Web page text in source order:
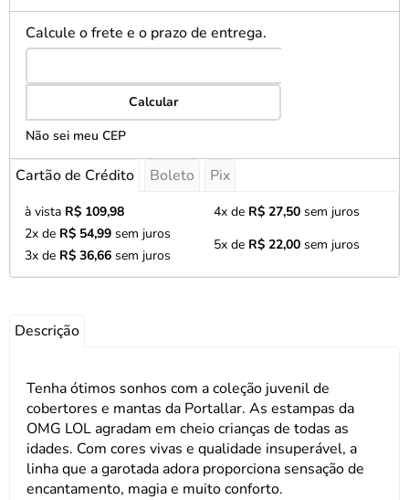
Calcule o frete e o prazo de entrega.
Calcular
Não sei meu CEP
Cartão de Crédito Boleto Pix
à vista R$ 109,98
2x de R$ 54,99 sem juros
3x de R$ 36,66 sem juros
4x de R$ 27,50 sem juros
5x de R$ 22,00 sem juros
Descrição
Tenha ótimos sonhos com a coleção juvenil de
cobertores e mantas da Portallar. As estampas da
OMG LOL agradam em cheio crianças de todas as
idades. Com cores vivas e qualidade insuperável, a
linha que a garotada adora proporciona sensação de
encantamento, magia e muito conforto.